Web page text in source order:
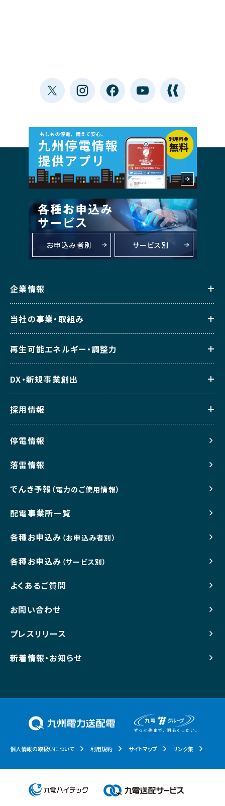
お申込み者別 サービス別
企業情報
当社の事業・取組み
再生可能エネルギー・調整力
DX・新規事業創出
採用情報
停電情報
落雷情報
でんき予報 （電力のご使用情報）
配電事業所一覧
各種お申込み （お申込み者別）
各種お申込み （サービス別）
よくあるご質問
お問い合わせ
プレスリリース
新着情報・お知らせ
個人情報の取扱いについて 利用規約 サイトマップ リンク集